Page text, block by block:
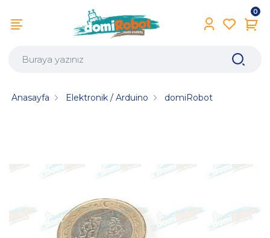
0
Anasayfa Elektronik / Arduino domiRobot